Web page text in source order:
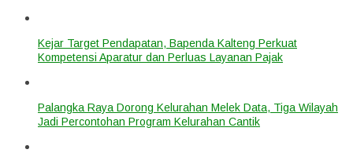
Kejar Target Pendapatan, Bapenda Kalteng Perkuat
Kompetensi Aparatur dan Perluas Layanan Pajak
Palangka Raya Dorong Kelurahan Melek Data, Tiga Wilayah
Jadi Percontohan Program Kelurahan Cantik